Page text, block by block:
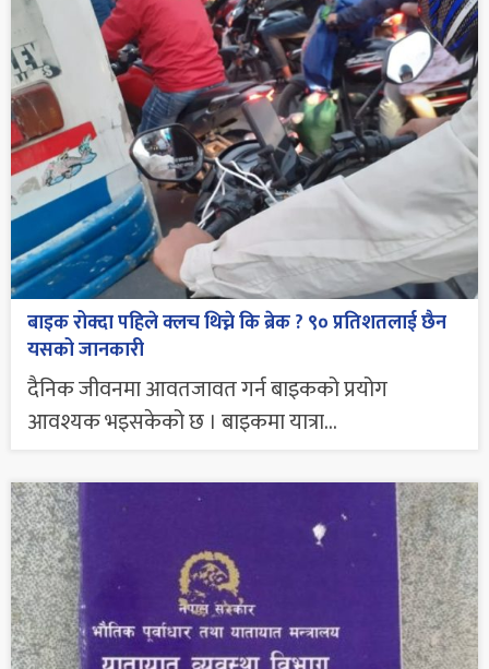
बाइक रोक्दा पहिले क्लच थिच्ने कि ब्रेक ? ९० प्रतिशतलाई छैन
यसको जानकारी
दैनिक जीवनमा आवतजावत गर्न बाइकको प्रयोग
आवश्यक भइसकेको छ । बाइकमा यात्रा...